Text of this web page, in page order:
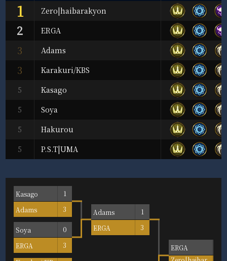
1 Zero|haibarakyon
2 ERGA
3 Adams
3
Karakuri/KBS
5
Kasago
5
Soya
5
Hakurou
5
P.S.T|UMA
Kasago
1
Adams
3
Soya
0
ERGA
3
Adams
1
ERGA
3
ERGA